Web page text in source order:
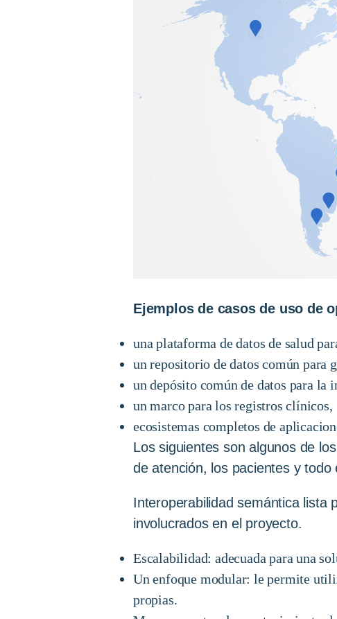
Ejemplos de casos de uso de
una plataforma de datos de salud
un repositorio de datos común para
un depósito común de datos para la
un marco para los registros clínicos,
ecosistemas completos de
Los siguientes son algunos de
de atención, los pacientes y todo
Interoperabilidad semántica lista
involucrados en el proyecto.
Escalabilidad: adecuada para una
Un enfoque modular: le permite
propias.